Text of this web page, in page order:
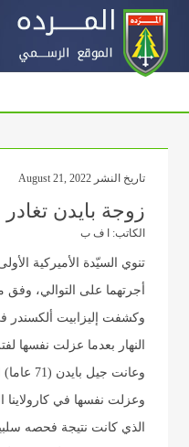
تاريخ النشر August 21, 2022
زوجة بايدن
الكاتب: ا ف ب
أجرتهما على التوالي، وفق
وكشفت إليزابيت ألكسندر
النهار بعدما عزلت نفسها
وعانت جيل بايدن (71 عاما) التي أعلنت إصابتها بكوفيد-19 الثلاثاء “أعراضا خفيفة”، بحسب البيت الأبيض.
وعزلت نفسها في
الذي كانت نتيجة فحصه